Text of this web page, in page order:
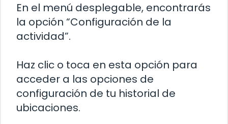
En el menú desplegable, encontrarás
la opción “Configuración de la
actividad”.
Haz clic o toca en esta opción para
acceder a las opciones de
configuración de tu historial de
ubicaciones.